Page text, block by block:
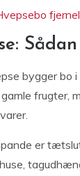
bygger bo
frugter,
er